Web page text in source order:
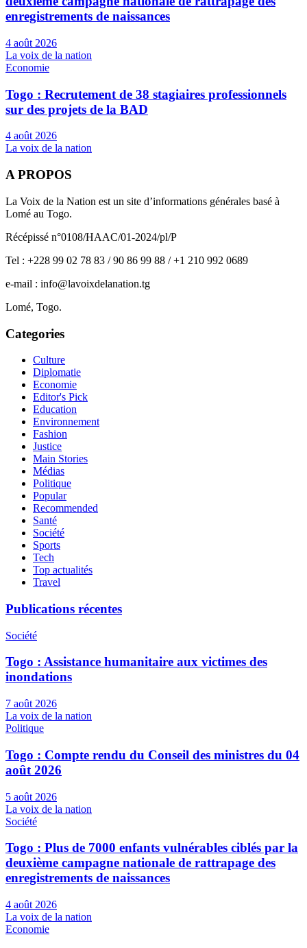
enregistrements de naissances
4 août 2026
La voix de la nation
Economie
Togo : Recrutement de 38 stagiaires professionnels
sur des projets de la BAD
4 août 2026
La voix de la nation
A PROPOS
La Voix de la Nation est un site d’informations générales basé à
Lomé au Togo.
Récépissé n°0108/HAAC/01-2024/pl/P
Tel : +228 99 02 78 83 / 90 86 99 88 / +1 210 992 0689
e-mail : info@lavoixdelanation.tg
Lomé, Togo.
Categories
Culture
Diplomatie
Economie
Editor's Pick
Education
Environnement
Fashion
Justice
Main Stories
Médias
Politique
Popular
Recommended
Santé
Société
Sports
Tech
Top actualités
Travel
Publications récentes
Société
Togo : Assistance humanitaire aux victimes des
inondations
7 août 2026
La voix de la nation
Politique
Togo : Compte rendu du Conseil des ministres du 04
août 2026
5 août 2026
La voix de la nation
Société
Togo : Plus de 7000 enfants vulnérables ciblés par la
deuxième campagne nationale de rattrapage des
enregistrements de naissances
4 août 2026
La voix de la nation
Economie